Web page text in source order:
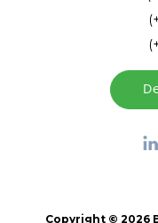
Copyright © 2026